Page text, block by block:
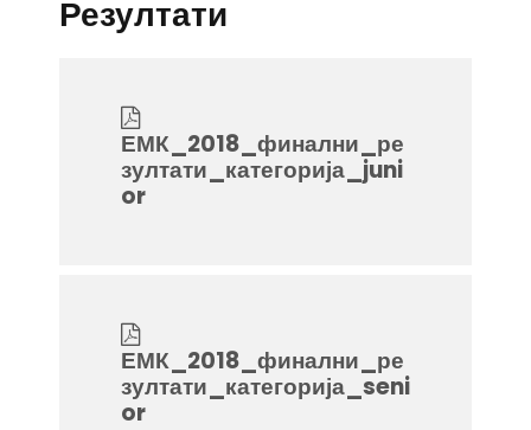
Резултати
ЕМК_2018_финални_ре
зултати_категорија_juni
or
ЕМК_2018_финални_ре
зултати_категорија_seni
or